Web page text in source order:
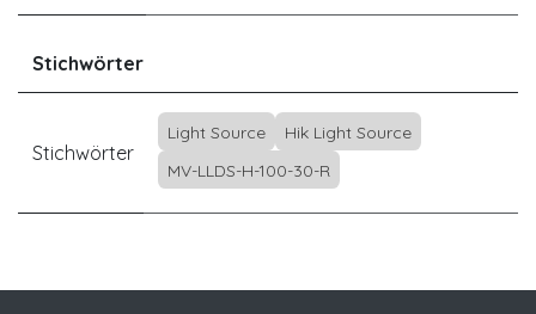
Stichwörter
Stichwörter
Light Source
Hik Light Source
MV-LLDS-H-100-30-R